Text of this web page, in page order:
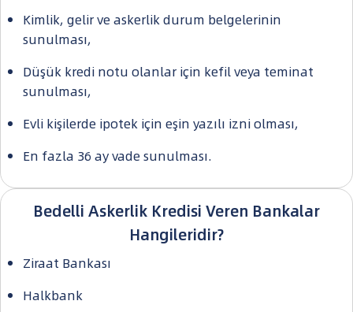
Kimlik, gelir ve askerlik durum belgelerinin
sunulması,
Düşük kredi notu olanlar için kefil veya teminat
sunulması,
Evli kişilerde ipotek için eşin yazılı izni olması,
En fazla 36 ay vade sunulması.
Bedelli Askerlik Kredisi Veren Bankalar
Hangileridir?
Ziraat Bankası
Halkbank